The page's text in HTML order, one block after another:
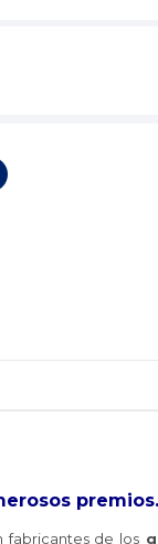
fabricantes de los